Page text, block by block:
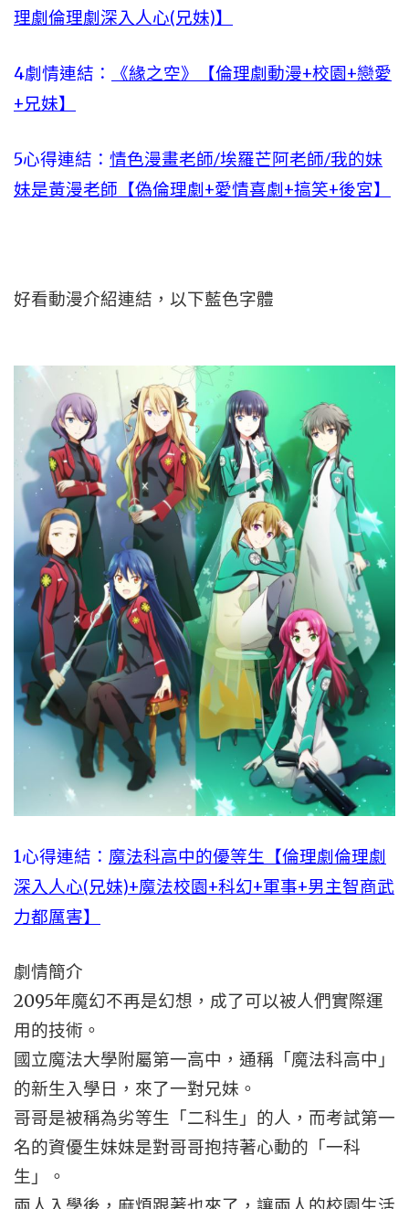
理劇倫理劇深入人心(兄妹)】
4劇情連結：
《緣之空》【倫理劇動漫+校園+戀愛
+兄妹】
5心得連結： 情色漫畫老師/埃羅芒阿老師/我的妹
妹是黃漫老師【偽倫理劇+愛情喜劇+搞笑+後宮】
好看動漫介紹連結，以下藍色字體
1心得連結： 魔法科高中的優等生【倫理劇倫理劇
深入人心(兄妹)+魔法校園+科幻+軍事+男主智商武
力都厲害】
劇情簡介
2095年魔幻不再是幻想，成了可以被人們實際運
用的技術。
國立魔法大學附屬第一高中，通稱「魔法科高中」
的新生入學日，來了一對兄妹。
哥哥是被稱為劣等生「二科生」的人，而考試第一
名的資優生妹妹是對哥哥抱持著心動的「一科
生」。